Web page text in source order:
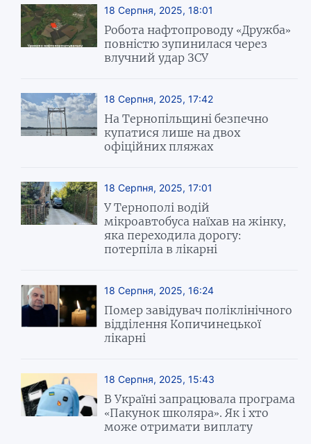
18 Серпня, 2025, 18:01
Робота нафтопроводу «Дружба»
повністю зупинилася через
влучний удар ЗСУ
18 Серпня, 2025, 17:42
На Тернопільщині безпечно
купатися лише на двох
офіційних пляжах
18 Серпня, 2025, 17:01
У Тернополі водій
мікроавтобуса наїхав на жінку,
яка переходила дорогу:
потерпіла в лікарні
18 Серпня, 2025, 16:24
Помер завідувач поліклінічного
відділення Копичинецької
лікарні
18 Серпня, 2025, 15:43
В Україні запрацювала програма
«Пакунок школяра». Як і хто
може отримати виплату